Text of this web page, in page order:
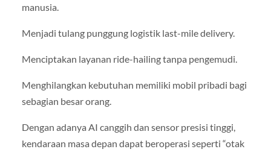
manusia.
Menjadi tulang punggung logistik last-mile delivery.
Menciptakan layanan ride-hailing tanpa pengemudi.
Menghilangkan kebutuhan memiliki mobil pribadi bagi
sebagian besar orang.
Dengan adanya AI canggih dan sensor presisi tinggi,
kendaraan masa depan dapat beroperasi seperti “otak